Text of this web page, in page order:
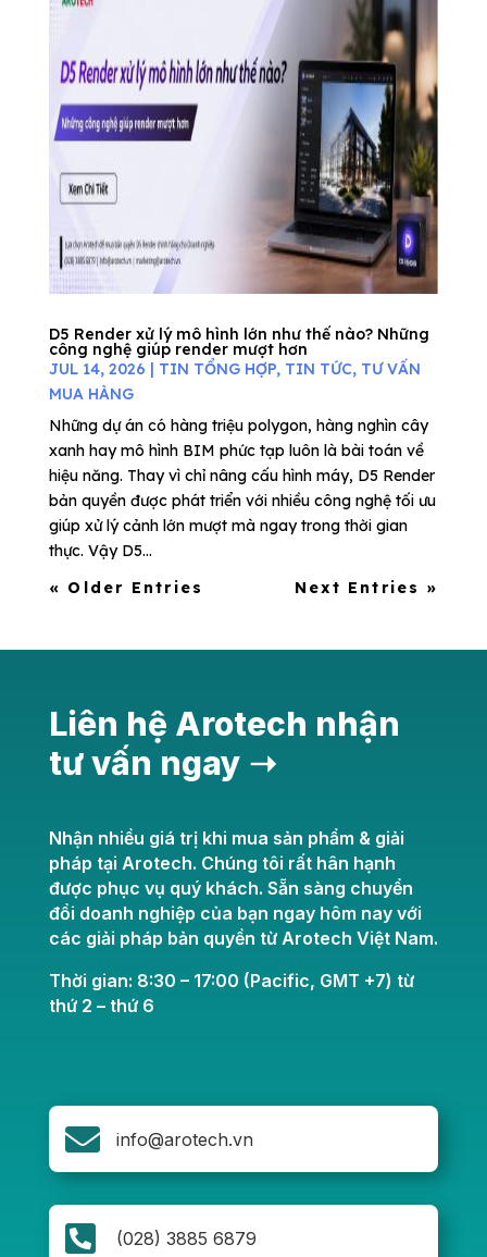
D5 Render xử lý mô hình lớn như thế nào? Những
công nghệ giúp render mượt hơn
JUL 14, 2026 | TIN TỔNG HỢP, TIN TỨC, TƯ VẤN
MUA HÀNG
Những dự án có hàng triệu polygon, hàng nghìn cây
xanh hay mô hình BIM phức tạp luôn là bài toán về
hiệu năng. Thay vì chỉ nâng cấu hình máy, D5 Render
bản quyền được phát triển với nhiều công nghệ tối ưu
giúp xử lý cảnh lớn mượt mà ngay trong thời gian
thực. Vậy D5...
« Older Entries
Next Entries »
Liên hệ Arotech nhận
tư vấn ngay ➝
Nhận nhiều giá trị khi mua sản phẩm & giải
pháp tại Arotech. Chúng tôi rất hân hạnh
được phục vụ quý khách. Sẵn sàng chuyển
đổi doanh nghiệp của bạn ngay hôm nay với
các giải pháp bản quyền từ Arotech Việt Nam.
Thời gian: 8:30 – 17:00 (Pacific, GMT +7) từ
thứ 2 – thứ 6
 info@arotech.vn
 (028) 3885 6879